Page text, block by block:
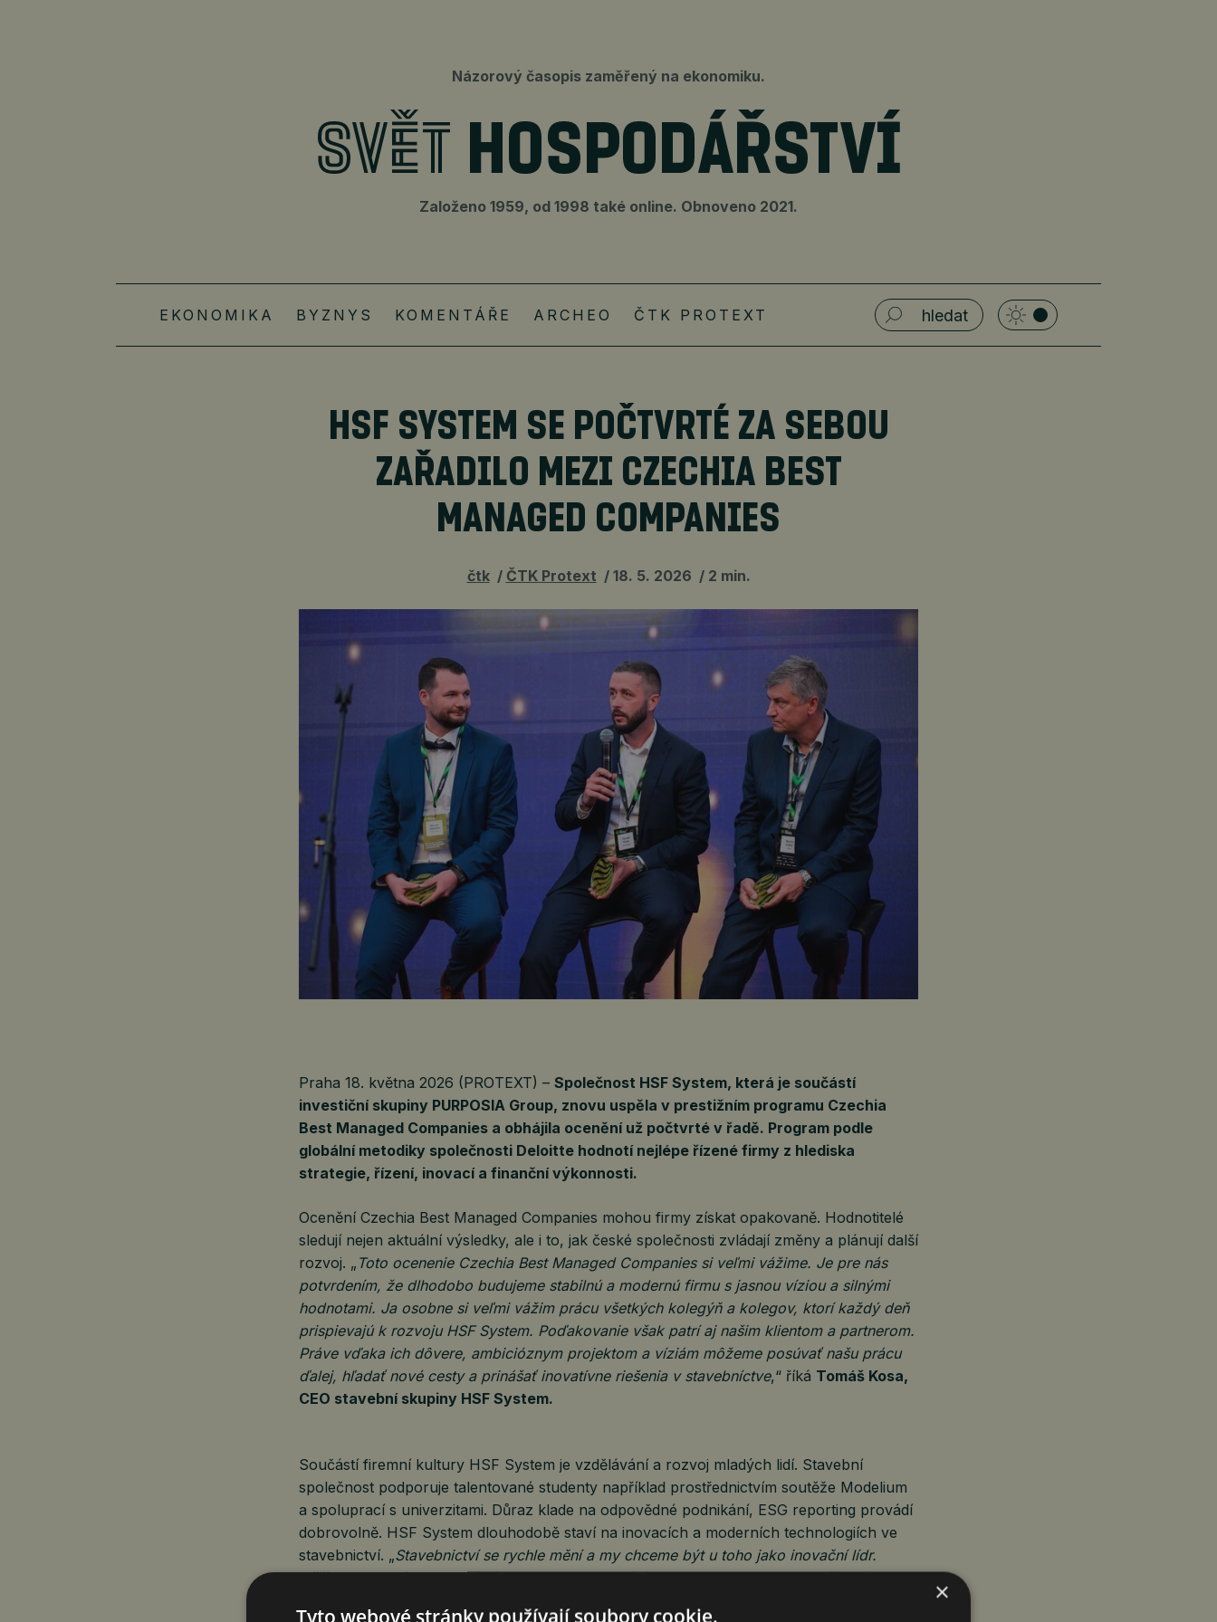
Názorový časopis zaměřený na ekonomiku.
Založeno 1959, od 1998 také online. Obnoveno 2021.
EKONOMIKA BYZNYS KOMENTÁŘE ARCHEO ČTK PROTEXT
HSF SYSTEM SE POČTVRTÉ ZA SEBOU
ZAŘADILO MEZI CZECHIA BEST
MANAGED COMPANIES
čtk ČTK Protext 18. 5. 2026 2 min.
Praha 18. května 2026 (PROTEXT) – Společnost HSF System, která je součástí
investiční skupiny PURPOSIA Group, znovu uspěla v prestižním programu Czechia
Best Managed Companies a obhájila ocenění už počtvrté v řadě. Program podle
globální metodiky společnosti Deloitte hodnotí nejlépe řízené firmy z hlediska
strategie, řízení, inovací a finanční výkonnosti.
Ocenění Czechia Best Managed Companies mohou firmy získat opakovaně. Hodnotitelé
sledují nejen aktuální výsledky, ale i to, jak české společnosti zvládají změny a plánují další
rozvoj. „ Toto ocenenie Czechia Best Managed Companies si veľmi vážime. Je pre nás
potvrdením, že dlhodobo budujeme stabilnú a modernú firmu s jasnou víziou a silnými
hodnotami. Ja osobne si veľmi vážim prácu všetkých kolegýň a kolegov, ktorí každý deň
prispievajú k rozvoju HSF System. Poďakovanie však patrí aj našim klientom a partnerom.
Práve vďaka ich dôvere, ambicióznym projektom a víziám môžeme posúvať našu prácu
ďalej, hľadať nové cesty a prinášať inovatívne riešenia v stavebníctve,“ říká Tomáš Kosa,
CEO stavební skupiny HSF System.
Součástí firemní kultury HSF System je vzdělávání a rozvoj mladých lidí. Stavební
společnost podporuje talentované studenty například prostřednictvím soutěže Modelium
a spoluprací s univerzitami. Důraz klade na odpovědné podnikání, ESG reporting provádí
dobrovolně. HSF System dlouhodobě staví na inovacích a moderních technologiích ve
stavebnictví. „Stavebnictví se rychle mění a my chceme být u toho jako inovační lídr.
Věříme v chytré propojení návrhu, BIM modelování, robotizace a digitalizace řízení
×
Tyto webové stránky používají soubory cookie.